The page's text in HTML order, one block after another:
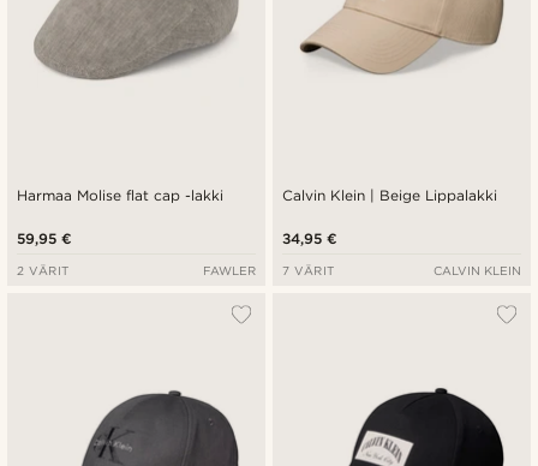
Harmaa Molise flat cap -lakki
59,95 €
2 VÄRIT FAWLER
Calvin Klein | Beige Lippalakki
34,95 €
7 VÄRIT CALVIN KLEIN